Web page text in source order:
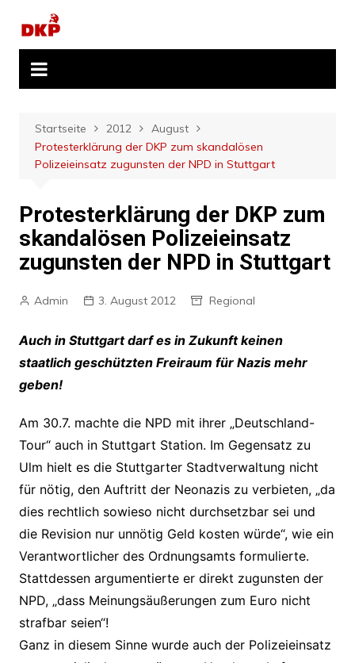
Inhalt
springen
Startseite 2012
August
Protesterklärung der DKP zum skandalösen
Polizeieinsatz zugunsten der NPD in Stuttgart
Protesterklärung der DKP zum
skandalösen Polizeieinsatz
zugunsten der NPD in Stuttgart
Admin 3. August 2012 Regional
Auch in Stuttgart darf es in Zukunft keinen
staatlich geschützten Freiraum für Nazis mehr
geben!
Am 30.7. machte die NPD mit ihrer „Deutschland-
Tour“ auch in Stuttgart Station. Im Gegensatz zu
Ulm hielt es die Stuttgarter Stadtverwaltung nicht
für nötig, den Auftritt der Neonazis zu verbieten, „da
dies rechtlich sowieso nicht durchsetzbar sei und
die Revision nur unnötig Geld kosten würde“, wie ein
Verantwortlicher des Ordnungsamts formulierte.
Stattdessen argumentierte er direkt zugunsten der
NPD, „dass Meinungsäußerungen zum Euro nicht
strafbar seien“!
Ganz in diesem Sinne wurde auch der Polizeieinsatz